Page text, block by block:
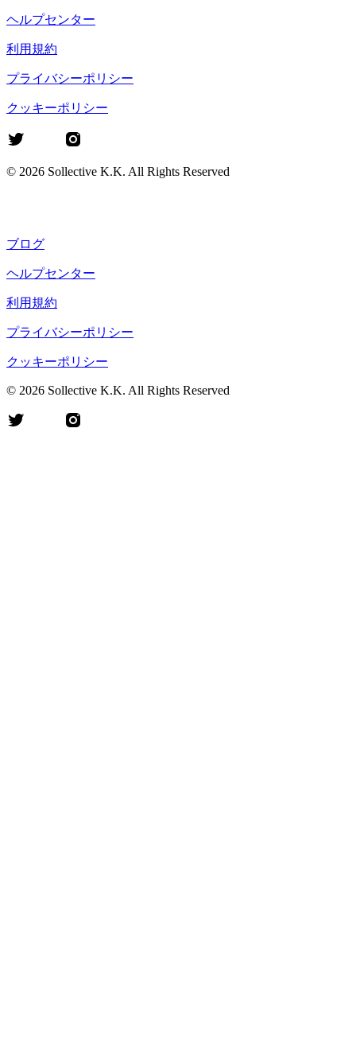
ヘルプセンター
利用規約
プライバシーポリシー
クッキーポリシー
© 2026 Sollective K.K. All Rights Reserved
ブログ
ヘルプセンター
利用規約
プライバシーポリシー
クッキーポリシー
© 2026 Sollective K.K. All Rights Reserved